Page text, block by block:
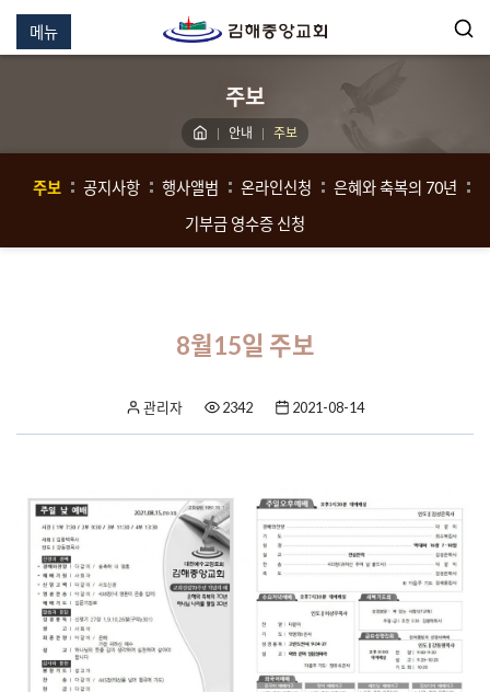
메뉴
주보
안내 주보
주보 공지사항 행사앨범 온라인신청
은혜와 축복의 70년
기부금 영수증 신청
8월15일 주보
관리자 2342 2021-08-14